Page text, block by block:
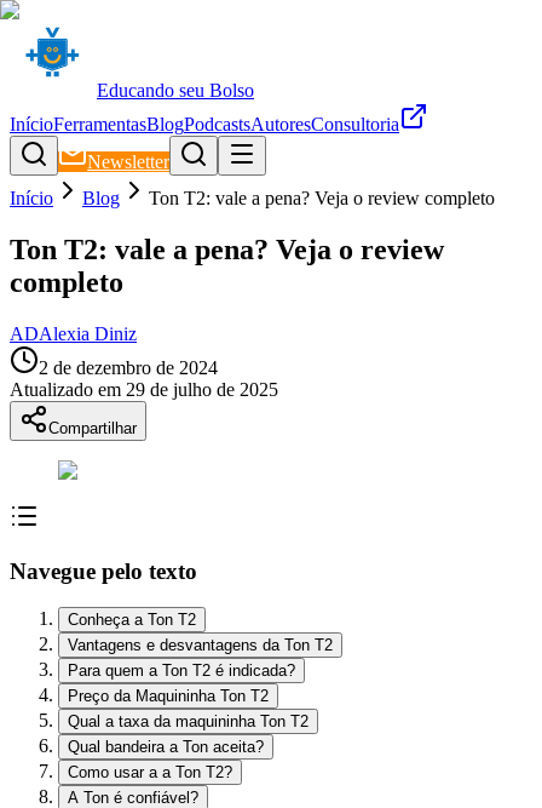
Educando seu Bolso
InícioFerramentasBlogPodcastsAutoresConsultoria
Newsletter
Início
Blog Ton T2: vale a pena? Veja o review completo
Ton T2: vale a pena? Veja o review
completo
ADAlexia Diniz
2 de dezembro de 2024
Atualizado em 29 de julho de 2025
Compartilhar
Navegue pelo texto
Conheça a Ton T2
Vantagens e desvantagens da Ton T2
Para quem a Ton T2 é indicada?
Preço da Maquininha Ton T2
Qual a taxa da maquininha Ton T2
Qual bandeira a Ton aceita?
Como usar a a Ton T2?
A Ton é confiável?